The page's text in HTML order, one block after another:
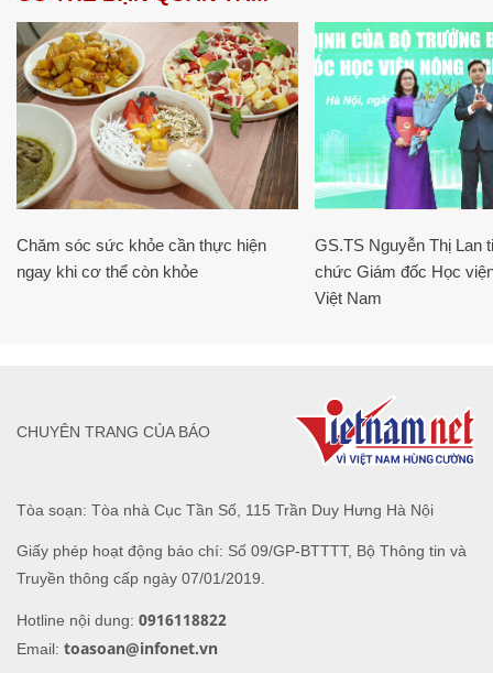
Chăm sóc sức khỏe cần thực hiện
ngay khi cơ thể còn khỏe
GS.TS Nguyễn Thị Lan
chức Giám đốc Học
Việt Nam
Tòa soạn: Tòa nhà Cục Tần Số, 115 Trần Duy Hưng Hà Nội
Giấy phép hoạt động báo chí: Số 09/GP-BTTTT, Bộ Thông tin và
Truyền thông cấp ngày 07/01/2019.
Hotline nội dung: 0916118822
Email: toasoan@infonet.vn
CHUYÊN TRANG CỦA BÁO